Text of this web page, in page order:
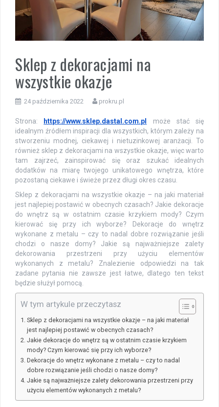
Sklep z dekoracjami na
wszystkie okazje
24 października 2022 prokru.pl
Strona: https://www.sklep.dastal.com.pl
może stać się
idealnym źródłem inspiracji dla wszystkich, którym zależy na
stworzeniu modnej, ciekawej i nietuzinkowej aranżacji. To
również sklep z dekoracjami na wszystkie okazje, więc warto
tam zajrzeć, zainspirować się oraz szukać idealnych
dodatków na miarę twojego unikatowego wnętrza, które
pozostaną ciekawe i świeże przez długi okres czasu.
Sklep z dekoracjami na wszystkie okazje – na jaki materiał
jest najlepiej postawić w obecnych czasach? Jakie dekoracje
do wnętrz są w ostatnim czasie krzykiem mody? Czym
kierować się przy ich wyborze? Dekoracje do wnętrz
wykonane z metalu – czy to nadal dobre rozwiązanie jeśli
chodzi o nasze domy? Jakie są najważniejsze zalety
dekorowania przestrzeni przy użyciu elementów
wykonanych z metalu? Znalezienie odpowiedzi na tak
zadane pytania nie zawsze jest łatwe, dlatego ten tekst
będzie służył pomocą.
W tym artykule przeczytasz
Sklep z dekoracjami na wszystkie okazje – na jaki materiał
jest najlepiej postawić w obecnych czasach?
Jakie dekoracje do wnętrz są w ostatnim czasie krzykiem
mody? Czym kierować się przy ich wyborze?
Dekoracje do wnętrz wykonane z metalu – czy to nadal
dobre rozwiązanie jeśli chodzi o nasze domy?
Jakie są najważniejsze zalety dekorowania przestrzeni przy
użyciu elementów wykonanych z metalu?